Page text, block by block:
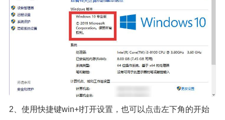
2、使用快捷键win+I打开设置，也可以点击左下角的开始